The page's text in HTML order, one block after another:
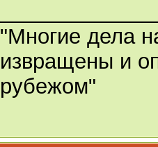
"Многие дела
извращены и
рубежом"